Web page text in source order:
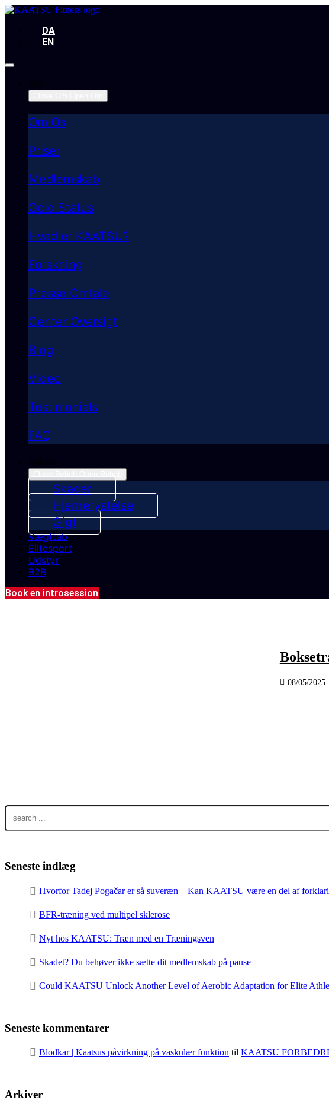
DA
EN
Om Os
Priser
Medlemskab
Gold Status
Hvad er KAATSU?
Forskning
Presse Omtale
Center Oversigt
Blog
Video
Testimonials
FAQ
Skader
Hjernerystelse
Gigt
Vægttab
Elitesport
Udstyr
B2B
Book en introsession
08/05/2025
Seneste indlæg
Hvorfor Tadej Pogačar er så suveræn – Kan KAATSU være en del af
BFR-træning ved multipel sklerose
Nyt hos KAATSU: Træn med en Træningsven
Skadet? Du behøver ikke sætte dit medlemskab på pause
Could KAATSU Unlock Another Level of Aerobic Adaptation for Elite
Seneste kommentarer
Blodkar | Kaatsus påvirkning på vaskulær funktion til KAATSU
Arkiver